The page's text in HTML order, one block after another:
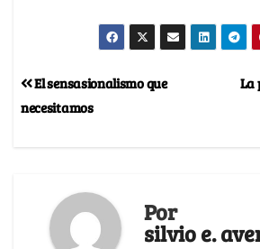
La
El sensasionalismo que
necesitamos
Por
silvio e.